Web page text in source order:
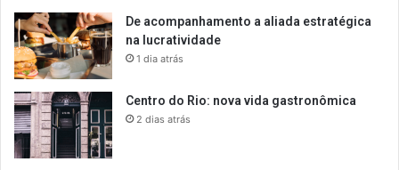
De acompanhamento a aliada estratégica
na lucratividade
1 dia atrás
Centro do Rio: nova vida gastronômica
2 dias atrás